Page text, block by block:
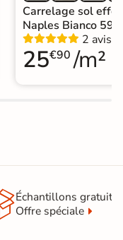
Carrelage sol
Naples Bianco
2 avis
25€90 /m²
Échantillons gratuit
Offre spéciale